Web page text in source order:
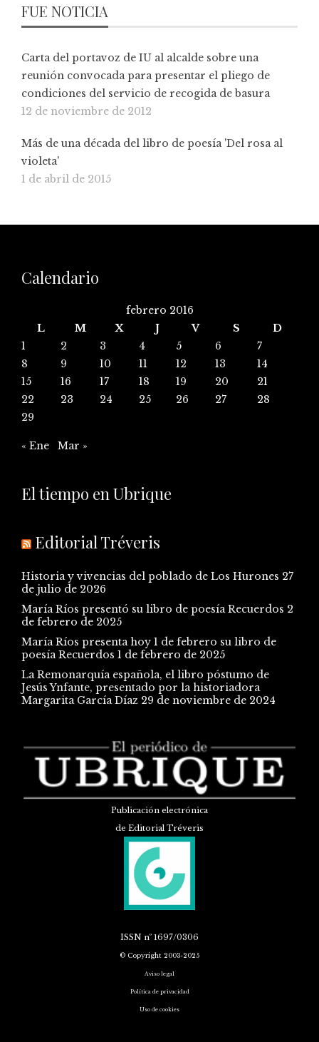
FUE NOTICIA
Carta del portavoz de IU al alcalde sobre una
reunión convocada para presentar el pliego de
condiciones del servicio de recogida de basura
12 de noviembre de 2012
Más de una década del libro de poesía 'Del rosa al
violeta'
1 de abril de 2015
Calendario
febrero 2016
L
M X J V S
D
1
2 3 4 5 6
7
8
9 10 11 12 13
14
15
16 17 18 19 20
21
22
23 24 25 26 27
28
29
« Ene Mar »
El tiempo en Ubrique
Editorial Tréveris
Historia y vivencias del poblado de Los Hurones 27
de julio de 2026
María Ríos presentó su libro de poesía Recuerdos 2
de febrero de 2025
María Ríos presenta hoy 1 de febrero su libro de
poesía Recuerdos 1 de febrero de 2025
La Remonarquía española, el libro póstumo de
Jesús Ynfante, presentado por la historiadora
Margarita García Díaz 29 de noviembre de 2024
Publicación electrónica
de Editorial Tréveris
ISSN nº 1697/0306
© Copyright 2003-2025
Aviso legal
Política de privacidad
Uso de cookies